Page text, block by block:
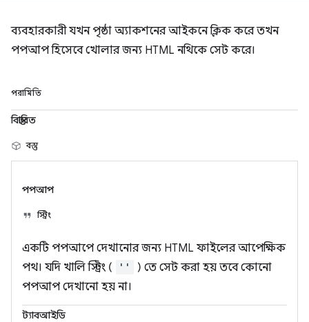
ব্যবহারকারী যখন পৃষ্ঠা অ্যাকশনের আইকনে ক্লিক করে তখন
পপআপ হিসেবে খোলার জন্য HTML নথিকে সেট করে।
পরামিতি
বিস্তারিত
বস্তু
পপআপ
স্ট্রিং
একটি পপআপে দেখানোর জন্য HTML ফাইলের আপেক্ষিক
পথ। যদি খালি স্ট্রিং (
''
) তে সেট করা হয় তবে কোনো
পপআপ দেখানো হয় না।
ট্যাবআইডি